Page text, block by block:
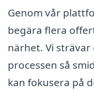
Genom vår
begära flera
närhet. Vi
processen så
kan fokusera på